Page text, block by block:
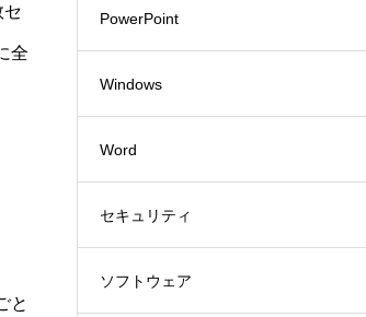
セ
全
と
PowerPoint
Windows
Word
セキュリティ
ソフトウェア